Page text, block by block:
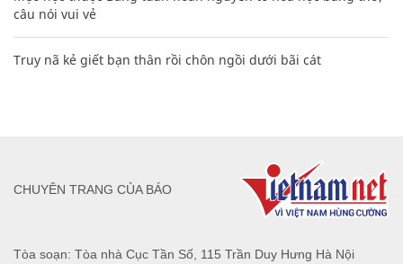
câu nói vui vẻ
Truy nã kẻ giết bạn thân rồi chôn ngồi dưới bãi cát
Tòa soạn: Tòa nhà Cục Tần Số, 115 Trần Duy Hưng Hà Nội
CHUYÊN TRANG CỦA BÁO